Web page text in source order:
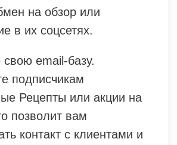
на обзор или
в их соцсетях.
свою email-базу.
подписчикам
Рецепты или акции на
позволит вам
контакт с клиентами и